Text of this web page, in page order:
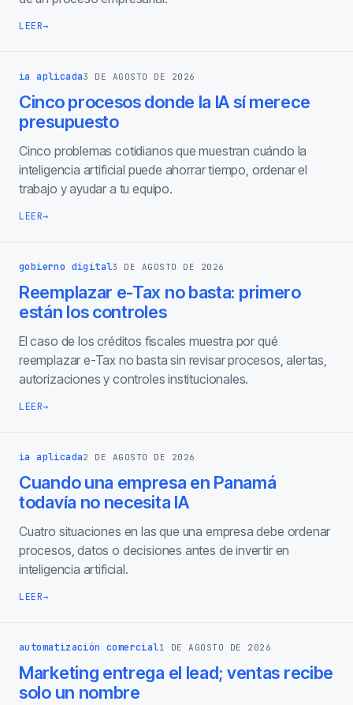
LEER→
ia aplicada3 DE AGOSTO DE 2026
Cinco procesos donde la IA sí merece
presupuesto
Cinco problemas cotidianos que muestran cuándo la
inteligencia artificial puede ahorrar tiempo, ordenar el
trabajo y ayudar a tu equipo.
LEER→
gobierno digital3 DE AGOSTO DE 2026
Reemplazar e-Tax no basta: primero
están los controles
El caso de los créditos fiscales muestra por qué
reemplazar e-Tax no basta sin revisar procesos, alertas,
autorizaciones y controles institucionales.
LEER→
ia aplicada2 DE AGOSTO DE 2026
Cuando una empresa en Panamá
todavía no necesita IA
Cuatro situaciones en las que una empresa debe ordenar
procesos, datos o decisiones antes de invertir en
inteligencia artificial.
LEER→
automatización comercial1 DE AGOSTO DE 2026
Marketing entrega el lead; ventas recibe
solo un nombre